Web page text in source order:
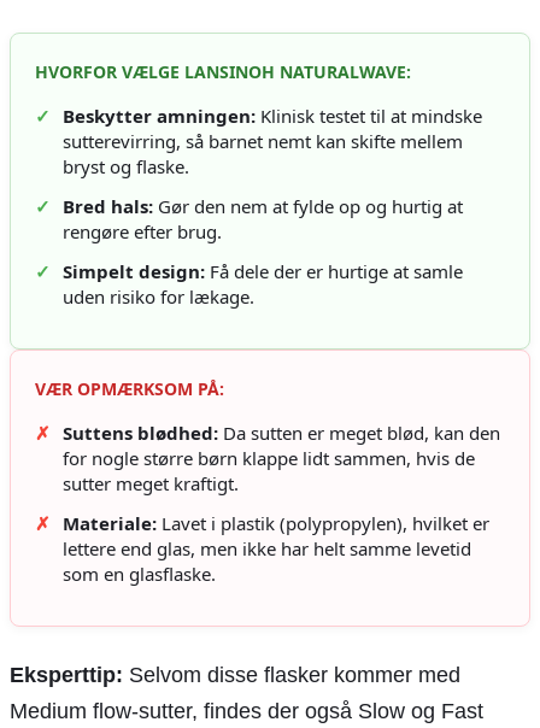
HVORFOR VÆLGE LANSINOH NATURALWAVE:
✓ Beskytter amningen: Klinisk testet til at mindske
sutterevirring, så barnet nemt kan skifte mellem
bryst og flaske.
✓
Bred hals: Gør den nem at fylde op og hurtig at
rengøre efter brug.
✓ Simpelt design: Få dele der er hurtige at samle
uden risiko for lækage.
VÆR OPMÆRKSOM PÅ:
✗ Suttens blødhed: Da sutten er meget blød, kan den
for nogle større børn klappe lidt sammen, hvis de
sutter meget kraftigt.
✗
Materiale: Lavet i plastik (polypropylen), hvilket er
lettere end glas, men ikke har helt samme levetid
som en glasflaske.
Eksperttip: Selvom disse flasker kommer med
Medium flow-sutter, findes der også Slow og Fast